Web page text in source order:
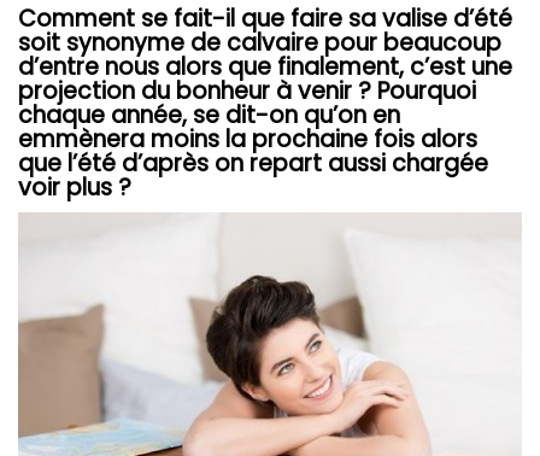
Comment se fait-il que faire sa valise d’été
soit synonyme de calvaire pour beaucoup
d’entre nous alors que finalement, c’est une
projection du bonheur à venir ? Pourquoi
chaque année, se dit-on qu’on en
emmènera moins la prochaine fois alors
que l’été d’après on repart aussi chargée
voir plus ?